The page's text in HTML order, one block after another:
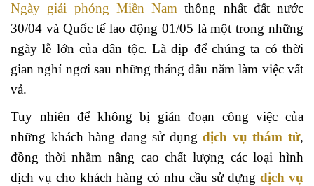
Ngày giải phóng Miền Nam thống nhất đất nước
30/04 và Quốc tế lao động 01/05 là một trong những
ngày lễ lớn của dân tộc. Là dịp để chúng ta có thời
gian nghỉ ngơi sau những tháng đầu năm làm việc vất
vả.
Tuy nhiên để không bị gián đoạn công việc của
những khách hàng đang sử dụngdịch vụ thám tử,
đồng thời nhằm nâng cao chất lượng các loại hình
dịch vụ cho khách hàng có nhu cầu sử dựng dịch vụ